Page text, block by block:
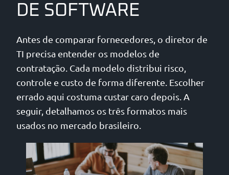
DE SOFTWARE
Antes de comparar fornecedores, o diretor de
TI precisa entender os modelos de
contratação. Cada modelo distribui risco,
controle e custo de forma diferente. Escolher
errado aqui costuma custar caro depois. A
seguir, detalhamos os três formatos mais
usados no mercado brasileiro.